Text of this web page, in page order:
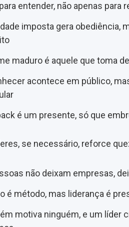
entender, não apenas para
imposta gera obediência,
maduro é aquele que toma
acontece em público,
é um presente, só que
se necessário, reforce que:
não deixam empresas,
é método, mas liderança é
motiva ninguém, e um líder